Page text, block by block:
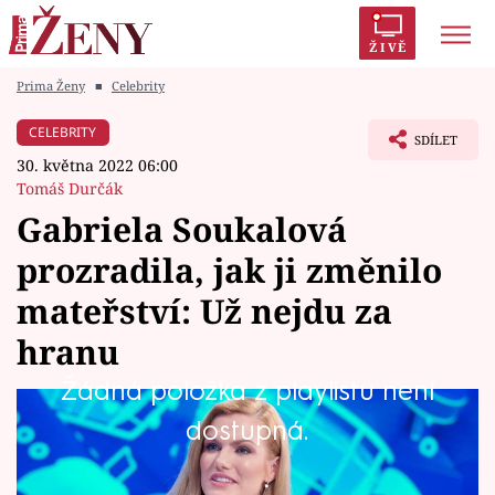
ŽIVĚ
Módní alarm
Témata
Celebrity
Vztahy
Seriály
Prima Ženy ■ Celebrity
CELEBRITY
30. května 2022 06:00
Tomáš Durčák
SDÍLET
Gabriela Soukalová
prozradila, jak ji změnilo
mateřství: Už nejdu za
hranu
Žádná položka z playlistu není
dostupná.
Gabriela Soukalová (32) je už osm měsíců
maminkou a společně se svým přítelem
Milošem Kadeřábkem (34) vychovává dceru